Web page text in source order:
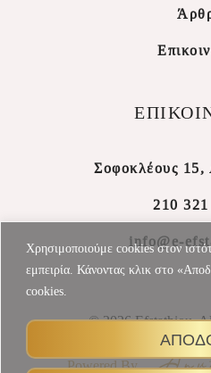
Χρησιμοποιούμε cookies στον
εμπειρία. Κάνοντας κλικ στο
cookies.
Σοφοκλέους 15,
210
info@e-
© 2026 Efstathiou,
Powered By